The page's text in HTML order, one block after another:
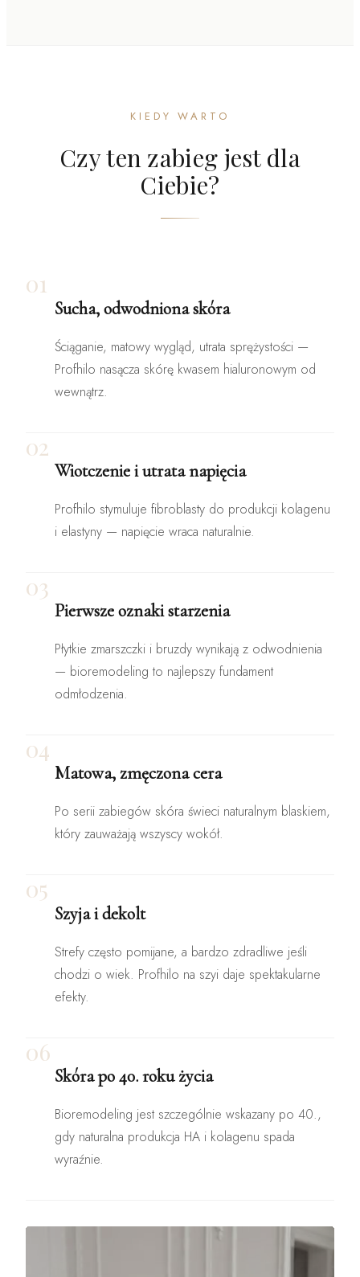
KIEDY WARTO
Czy ten zabieg jest dla
Ciebie?
01
Sucha, odwodniona skóra
Ściąganie, matowy wygląd, utrata sprężystości —
Profhilo nasącza skórę kwasem hialuronowym od
wewnątrz.
02
Wiotczenie i utrata napięcia
Profhilo stymuluje fibroblasty do produkcji kolagenu
i elastyny — napięcie wraca naturalnie.
03
Pierwsze oznaki starzenia
Płytkie zmarszczki i bruzdy wynikają z odwodnienia
— bioremodeling to najlepszy fundament
odmłodzenia.
04
Matowa, zmęczona cera
Po serii zabiegów skóra świeci naturalnym blaskiem,
który zauważają wszyscy wokół.
05
Szyja i dekolt
Strefy często pomijane, a bardzo zdradliwe jeśli
chodzi o wiek. Profhilo na szyi daje spektakularne
efekty.
06
Skóra po 40. roku życia
Bioremodeling jest szczególnie wskazany po 40.,
gdy naturalna produkcja HA i kolagenu spada
wyraźnie.